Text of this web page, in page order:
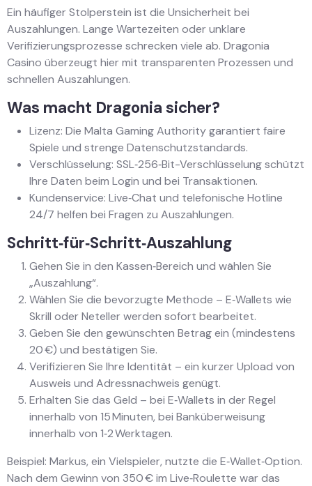
Ein häufiger Stolperstein ist die Unsicherheit bei
Auszahlungen. Lange Wartezeiten oder unklare
Verifizierungsprozesse schrecken viele ab. Dragonia
Casino überzeugt hier mit transparenten Prozessen und
schnellen Auszahlungen.
Was macht Dragonia sicher?
Lizenz: Die Malta Gaming Authority garantiert faire
Spiele und strenge Datenschutzstandards.
Verschlüsselung: SSL‑256‑Bit-Verschlüsselung schützt
Ihre Daten beim Login und bei Transaktionen.
Kundenservice: Live‑Chat und telefonische Hotline
24/7 helfen bei Fragen zu Auszahlungen.
Schritt‑für‑Schritt‑Auszahlung
Gehen Sie in den Kassen‑Bereich und wählen Sie
„Auszahlung“.
Wählen Sie die bevorzugte Methode – E‑Wallets wie
Skrill oder Neteller werden sofort bearbeitet.
Geben Sie den gewünschten Betrag ein (mindestens
20 €) und bestätigen Sie.
Verifizieren Sie Ihre Identität – ein kurzer Upload von
Ausweis und Adressnachweis genügt.
Erhalten Sie das Geld – bei E‑Wallets in der Regel
innerhalb von 15 Minuten, bei Banküberweisung
innerhalb von 1‑2 Werktagen.
Beispiel: Markus, ein Vielspieler, nutzte die E‑Wallet‑Option.
Nach dem Gewinn von 350 € im Live‑Roulette war das